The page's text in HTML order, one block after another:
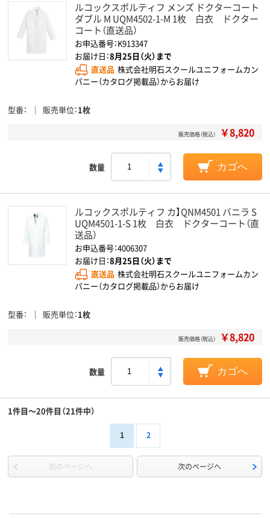
ルコックスポルティフ メンズ ドクターコート
ダブル M UQM4502-1-M 1枚 白衣 ドクター
コート（直送品）
お申込番号：K913347
お届け日：8月25日（火）まで
直送品 株式会社明石スクールユニフォームカン
パニー（カタログ掲載品）からお届け
型番 販売単位 1枚
販売価格（税込） ￥8,820
数量 カゴへ
ルコックスポルティフ カ】QNM4501 バニラ S
UQM4501-1-S 1枚 白衣 ドクターコート（直
送品）
お申込番号：4006307
お届け日：8月25日（火）まで
直送品 株式会社明石スクールユニフォームカン
パニー（カタログ掲載品）からお届け
型番 販売単位 1枚
販売価格（税込） ￥8,820
数量 カゴへ
1件目～20件目（21件中）
1 2
前のページへ 次のページへ